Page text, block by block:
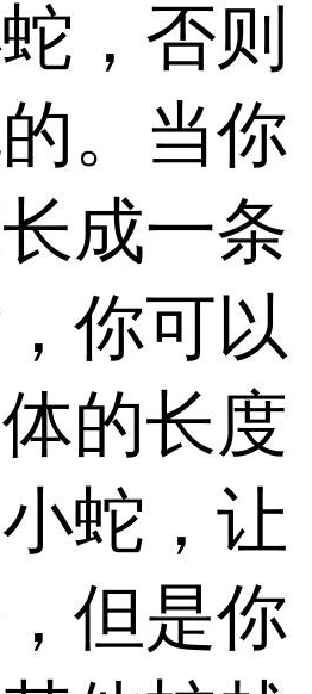
，否则
。当你
成一条
你可以
的长度
蛇，让
但是你